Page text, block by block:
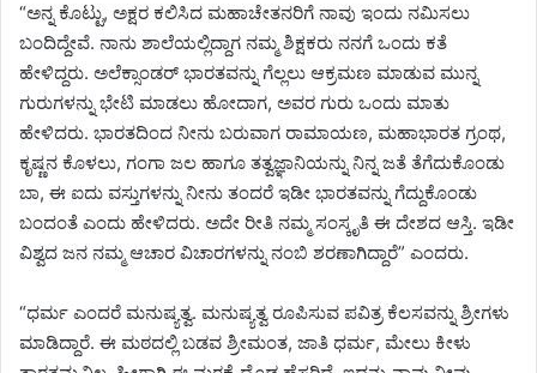
“ಅನ್ನ ಕೊಟ್ಟು, ಅಕ್ಷರ ಕಲಿಸಿದ ಮಹಾಚೇತನರಿಗೆ ನಾವು ಇಂದು ನಮಿಸಲು
ಬಂದಿದ್ದೇವೆ. ನಾನು ಶಾಲೆಯಲ್ಲಿದ್ದಾಗ ನಮ್ಮ ಶಿಕ್ಷಕರು ನನಗೆ ಒಂದು ಕತೆ
ಹೇಳಿದ್ದರು. ಅಲೆಕ್ಸಾಂಡರ್ ಭಾರತವನ್ನು ಗೆಲ್ಲಲು ಆಕ್ರಮಣ ಮಾಡುವ ಮುನ್ನ
ಗುರುಗಳನ್ನು ಭೇಟಿ ಮಾಡಲು ಹೋದಾಗ, ಅವರ ಗುರು ಒಂದು ಮಾತು
ಹೇಳಿದರು. ಭಾರತದಿಂದ ನೀನು ಬರುವಾಗ ರಾಮಾಯಣ, ಮಹಾಭಾರತ ಗ್ರಂಥ,
ಕೃಷ್ಣನ ಕೊಳಲು, ಗಂಗಾ ಜಲ ಹಾಗೂ ತತ್ವಜ್ಞಾನಿಯನ್ನು ನಿನ್ನ ಜತೆ ತೆಗೆದುಕೊಂಡು
ಬಾ, ಈ ಐದು ವಸ್ತುಗಳನ್ನು ನೀನು ತಂದರೆ ಇಡೀ ಭಾರತವನ್ನು ಗೆದ್ದುಕೊಂಡು
ಬಂದಂತೆ ಎಂದು ಹೇಳಿದರು. ಅದೇ ರೀತಿ ನಮ್ಮ ಸಂಸ್ಕೃತಿ ಈ ದೇಶದ ಆಸ್ತಿ. ಇಡೀ
ವಿಶ್ವದ ಜನ ನಮ್ಮ ಆಚಾರ ವಿಚಾರಗಳನ್ನು ನಂಬಿ ಶರಣಾಗಿದ್ದಾರೆ” ಎಂದರು.
“ಧರ್ಮ ಎಂದರೆ ಮನುಷ್ಯತ್ವ. ಮನುಷ್ಯತ್ವ ರೂಪಿಸುವ ಪವಿತ್ರ ಕೆಲಸವನ್ನು ಶ್ರೀಗಳು
ಮಾಡಿದ್ದಾರೆ. ಈ ಮಠದಲ್ಲಿ ಬಡವ ಶ್ರೀಮಂತ, ಜಾತಿ ಧರ್ಮ, ಮೇಲು ಕೀಳು